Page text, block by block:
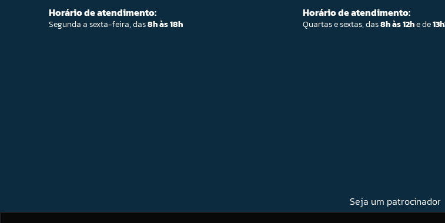
Horário de atendimento:
Segunda a sexta-feira, das8h às 18h
Horário de atendimento:
Quartas e sextas, das8h às 12he de
Seja um patrocinador